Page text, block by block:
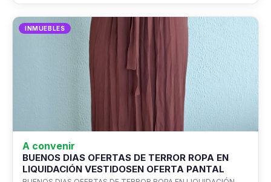
INMUEBLES
A convenir
BUENOS DIAS OFERTAS DE TERROR ROPA EN
LIQUIDACIÓN VESTIDOSEN OFERTA PANTAL